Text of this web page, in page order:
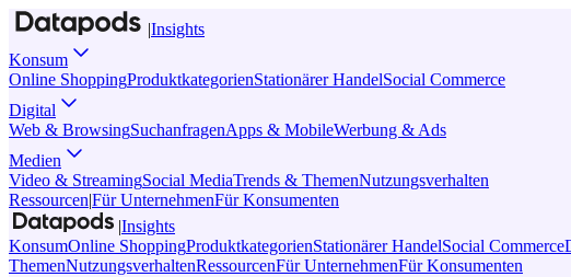
|Insights
Konsum
Online ShoppingProduktkategorienStationärer HandelSocial Commerce
Digital
Web & BrowsingSuchanfragenApps & MobileWerbung & Ads
Medien
Video & StreamingSocial MediaTrends & ThemenNutzungsverhalten
Ressourcen|Für UnternehmenFür Konsumenten
|Insights
KonsumOnline ShoppingProduktkategorienStationärer HandelSocial Commerce
ThemenNutzungsverhaltenRessourcenFür UnternehmenFür Konsumenten